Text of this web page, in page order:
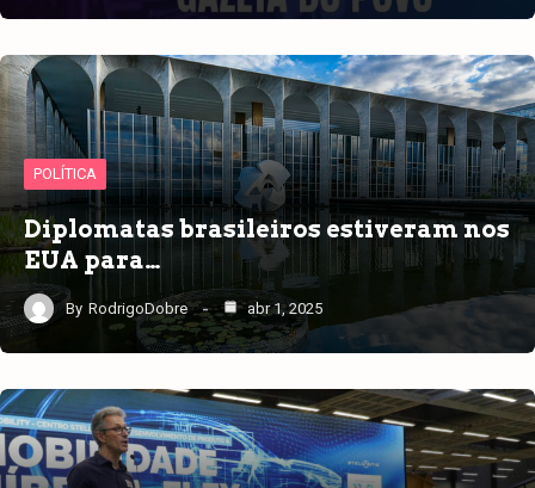
POLÍTICA
Diplomatas brasileiros estiveram nos
EUA para…
By RodrigoDobre abr 1, 2025